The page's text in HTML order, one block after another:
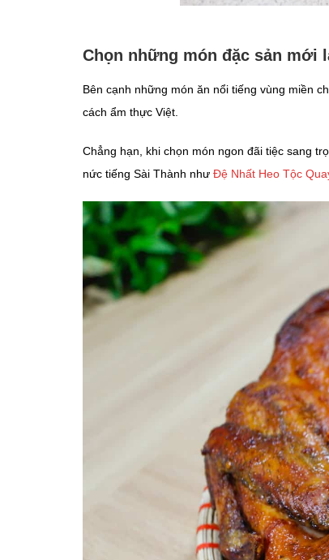
Chọn những món đặc sản mới
Bên cạnh những món ăn nổi tiếng vùng miền
cách ẩm thực Việt.
Chẳng hạn, khi chọn món ngon đãi tiệc sang
nức tiếng Sài Thành như Đệ Nhất Heo Tộc